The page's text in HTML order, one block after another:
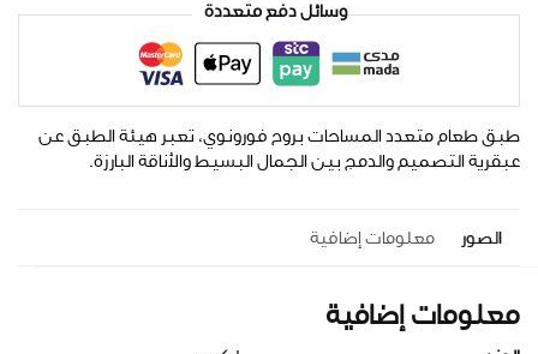
وسائل دفع متعددة
طبق طعام متعدد المساحات بروح فورونوي، تعبر هيئة الطبق عن
عبقرية التصميم والدمج بين الجمال البسيط والأناقة البارزة.
الصور معلومات إضافية
معلومات إضافية